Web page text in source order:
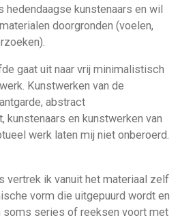
kunstenaars en wil
doorgronden (voelen,
gaat uit naar vrij minimalistisch
Kunstwerken van de
abstract
en kunstwerken van
werk laten mij niet onberoerd.
vertrek ik vanuit het materiaal zelf
vorm die uitgepuurd wordt en
soms series of reeksen voort met